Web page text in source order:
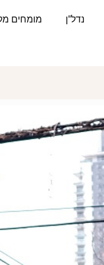
נדל"ן מומחים